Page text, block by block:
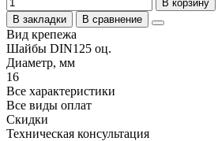
В корзину
В закладки
В сравнение
Вид крепежа
Шайбы DIN125 оц.
Диаметр, мм
16
Все характеристики
Все виды оплат
Скидки
Техническая консультация